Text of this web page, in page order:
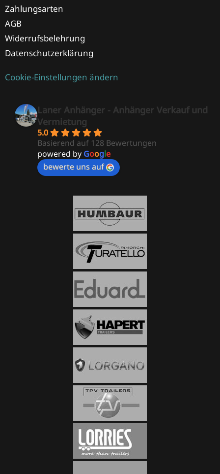
Zahlungsarten
AGB
Widerrufsbelehrung
Datenschutzerklärung
Cookie-Einstellungen ändern
Laner Anhänger - Anhänger Verkauf und
Vermietung
5.0
Basierend auf 128 Bewertungen
powered by Google
bewerte uns auf